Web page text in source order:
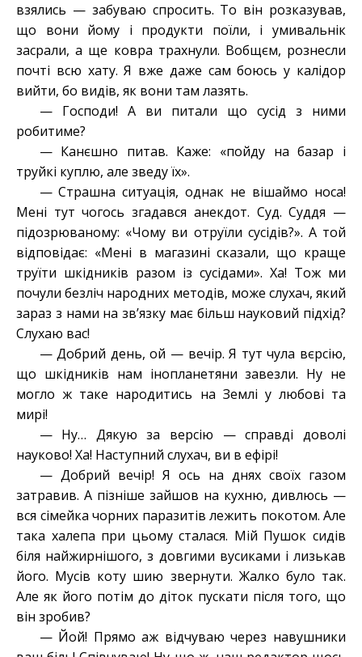
взялись — забуваю спросить. То він розказував,
що вони йому і продукти поїли, і умивальнік
засрали, а ще ковра трахнули. Вобщєм, рознесли
почті всю хату. Я вже даже сам боюсь у калідор
вийти, бо видів, як вони там лазять.
— Господи! А ви питали що сусід з ними
робитиме?
— Канєшно питав. Каже: «пойду на базар і
труйкі куплю, але зведу їх».
— Страшна ситуація, однак не вішаймо носа!
Мені тут чогось згадався анекдот. Суд. Суддя —
підозрюваному: «Чому ви отруїли сусідів?». А той
відповідає: «Мені в магазині сказали, що краще
труїти шкідників разом із сусідами». Ха! Тож ми
почули безліч народних методів, може слухач, який
зараз з нами на зв’язку має більш науковий підхід?
Слухаю вас!
— Добрий день, ой — вечір. Я тут чула вєрсію,
що шкідників нам інопланетяни завезли. Ну не
могло ж таке народитись на Землі у любові та
мирі!
— Ну… Дякую за версію — справді доволі
науково! Ха! Наступний слухач, ви в ефірі!
— Добрий вечір! Я ось на днях своїх газом
затравив. А пізніше зайшов на кухню, дивлюсь —
вся сімейка чорних паразитів лежить покотом. Але
така халепа при цьому сталася. Мій Пушок сидів
біля найжирнішого, з довгими вусиками і лизькав
його. Мусів коту шию звернути. Жалко було так.
Але як його потім до діток пускати після того, що
він зробив?
— Йой! Прямо аж відчуваю через навушники